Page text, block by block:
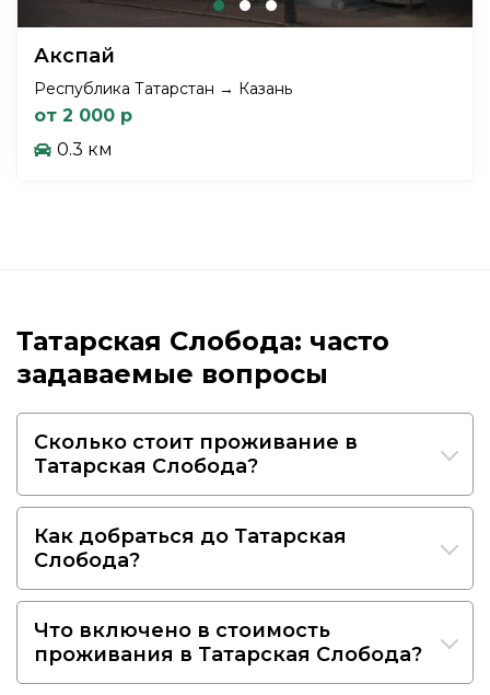
Акспай
Республика Татарстан → Казань
от 2 000 р
0.3 км
Татарская Слобода: часто
задаваемые вопросы
Сколько стоит проживание в
Татарская Слобода?
Как добраться до Татарская
Слобода?
Что включено в стоимость
проживания в Татарская Слобода?